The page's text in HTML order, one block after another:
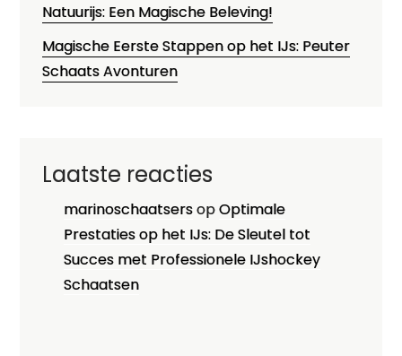
Natuurijs: Een Magische Beleving!
Magische Eerste Stappen op het IJs: Peuter
Schaats Avonturen
Laatste reacties
marinoschaatsersopOptimale
Prestaties op het IJs: De Sleutel tot
Succes met Professionele IJshockey
Schaatsen